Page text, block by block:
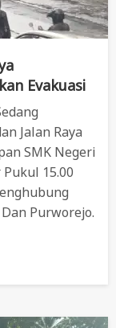
Evakuasi
Jalan Raya
SMK Negeri
15.00
Purworejo.